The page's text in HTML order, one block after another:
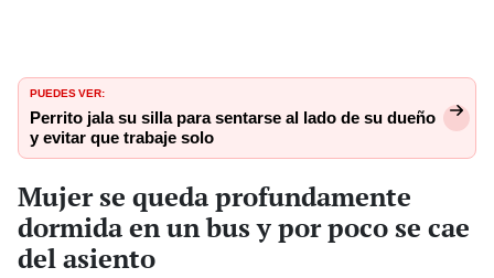
PUEDES VER:
Perrito jala su silla para sentarse al lado de su dueño
y evitar que trabaje solo
Mujer se queda profundamente
dormida en un bus y por poco se cae
del asiento